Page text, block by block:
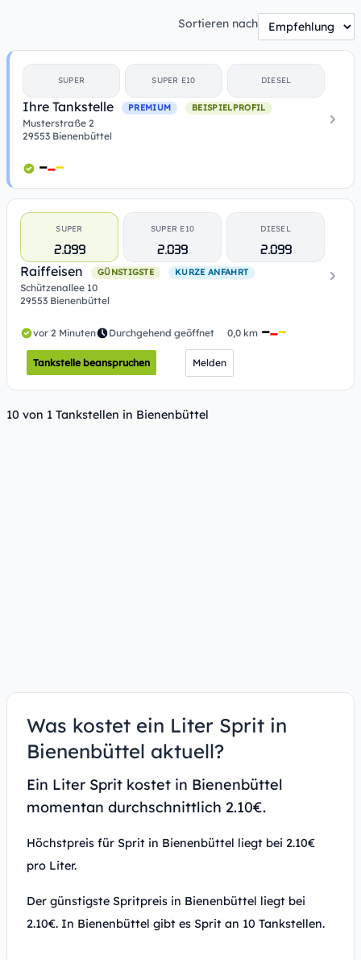
Sortieren nach
SUPER SUPER E10 DIESEL
Ihre Tankstelle PREMIUM BEISPIELPROFIL
Musterstraße 2
29553 Bienenbüttel
SUPER
2.099
SUPER E10
2.039
DIESEL
2.099
Raiffeisen
GÜNSTIGSTE KURZE ANFAHRT
Schützenallee 10
29553 Bienenbüttel
vor 2 Minuten Durchgehend geöffnet 0,0 km
Tankstelle beanspruchen Melden
10 von 1 Tankstellen in Bienenbüttel
Was kostet ein Liter Sprit in
Bienenbüttel aktuell?
Ein Liter Sprit kostet in Bienenbüttel
momentan durchschnittlich 2.10€.
Höchstpreis für Sprit in Bienenbüttel liegt bei 2.10€
pro Liter.
Der günstigste Spritpreis in Bienenbüttel liegt bei
2.10€. In Bienenbüttel gibt es Sprit an 10 Tankstellen.